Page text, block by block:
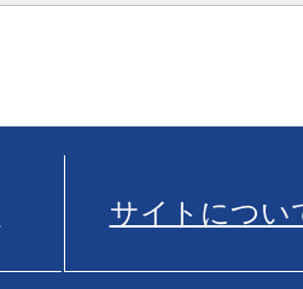
サイトについ